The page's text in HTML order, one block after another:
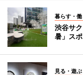
暮らす・働
渋谷サ
暑」ス
見る・遊ぶ